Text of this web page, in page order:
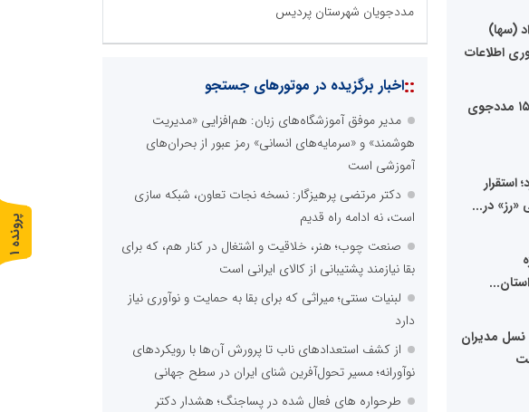
(سها)
اطلاعات
برگزاری جشن خودکفایی ۱۵۰۰ مددجوی
استقرار
«رز» در...
نسل مدیران
مددجویان شهرستان پردیس
::اخبار برگزیده در موتورهای جستجو
مدیر موفق آموزشگاه‌های زبان: هم‌افزایی «مدیریت
هوشمند» و «سرمایه‌های انسانی» رمز عبور از بحران‌های
آموزشی است
دکتر مرتضی پرهیزگار: نسخه نجات تعاون، شبکه سازی
است، نه ادامه راه قدیم
صنعت چوب؛ هنر، خلاقیت و اشتغال در کنار هم، که برای
بقا نیازمند پشتیبانی از کالای ایرانی است
لبنیات سنتی؛ میراثی که برای بقا به حمایت و نوآوری نیاز
دارد
از کشف استعدادهای ناب تا پرورش آن‌ها با رویکردهای
نوآورانه؛ مسیر تحول‌آفرین شنای ایران در سطح جهانی
طرحواره های فعال شده در پساجنگ؛ هشدار دکتر
پ
ر
و
ن
د
ه
1